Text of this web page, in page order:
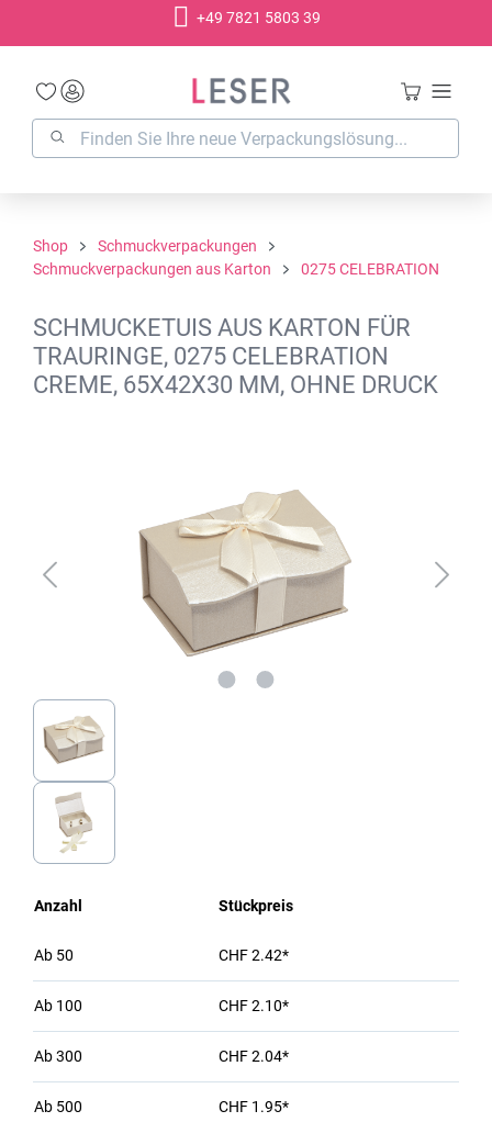
+49 7821 5803 39
Shop
Schmuckverpackungen
Schmuckverpackungen aus Karton
0275 CELEBRATION
SCHMUCKETUIS AUS KARTON FÜR
TRAURINGE, 0275 CELEBRATION
CREME, 65X42X30 MM, OHNE DRUCK
Anzahl Stückpreis
Ab 50 CHF 2.42*
Ab 100 CHF 2.10*
Ab300 CHF 2.04*
Ab 500 CHF 1.95*